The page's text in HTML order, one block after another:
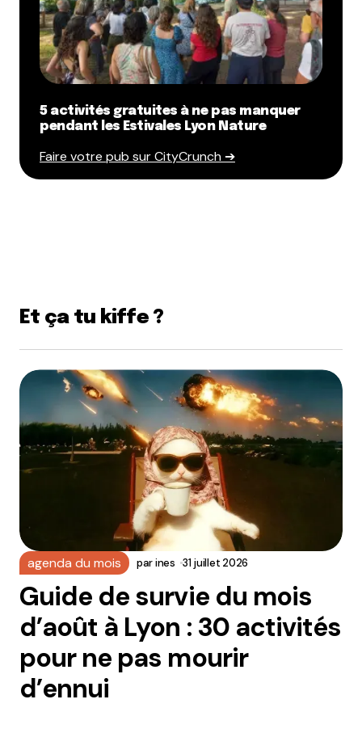
Enregistrer mon nom, mon e-mail et mon site dans le
navigateur pour mon prochain commentaire.
Et bim !
5 activités gratuites à ne pas manquer
pendant les Estivales Lyon Nature
Faire votre pub sur CityCrunch ➔
Et ça tu kiffe ?
agenda du mois parines 31 juillet 2026
Guide de survie du mois
d’août à Lyon : 30 activités
pour ne pas mourir
d’ennui